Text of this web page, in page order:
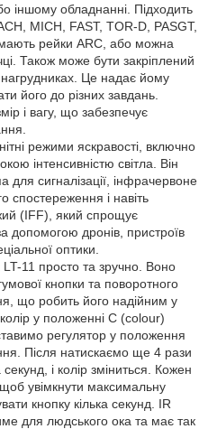
іншому обладнанні. Підходить
MICH, FAST, TOR-D, PASGT,
рейки ARC, або можна
Також може бути закріплений
Це надає йому
його до різних завдань.
і вагу, що забезпечує
режими яскравості, включно
інтенсивністю світла. Він
сигналізації, інфрачервоне
спостереження і навіть
(IFF), який спрощує
допомогою дронів, пристроїв
оптики.
11 просто та зручно. Воно
кнопки та поворотного
що робить його надійним у
у положенні C (colour)
регулятор у положення
Після натискаємо ще 4 рази
і колір зміниться. Кожен
увімкнути максимальну
кнопку кілька секунд. IR
для людського ока та має так